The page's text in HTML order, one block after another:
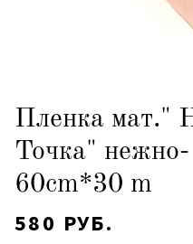
Пленка мат."
Точка"
60cm*30 m
580 РУБ.